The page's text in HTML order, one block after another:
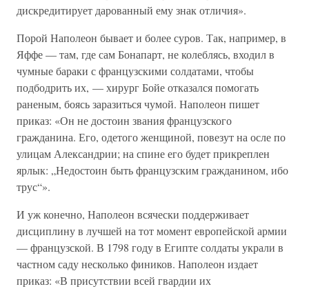
дискредитирует дарованный ему знак отличия».
Порой Наполеон бывает и более суров. Так, например, в
Яффе — там, где сам Бонапарт, не колеблясь, входил в
чумные бараки с французскими солдатами, чтобы
подбодрить их, — хирург Бойе отказался помогать
раненым, боясь заразиться чумой. Наполеон пишет
приказ: «Он не достоин звания французского
гражданина. Его, одетого женщиной, повезут на осле по
улицам Александрии; на спине его будет прикреплен
ярлык: „Недостоин быть французским гражданином, ибо
трус“».
И уж конечно, Наполеон всячески поддерживает
дисциплину в лучшей на тот момент европейской армии
— французской. В 1798 году в Египте солдаты украли в
частном саду несколько фиников. Наполеон издает
приказ: «В присутствии всей гвардии их